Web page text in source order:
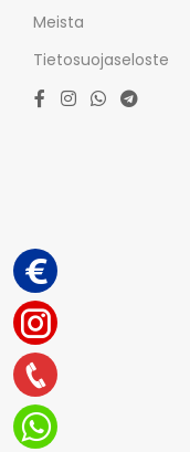
Meista
Tietosuojaseloste